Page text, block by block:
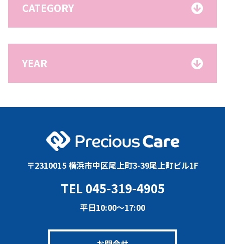
CATEGORY
YEAR
〒2310015 横浜市中区尾上町3-39尾上町ビル1F
TEL 045-319-4905
平日10:00〜17:00